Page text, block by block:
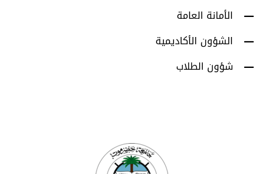
الأمانة العامة
الشؤون الأكاديمية
شؤون الطلاب